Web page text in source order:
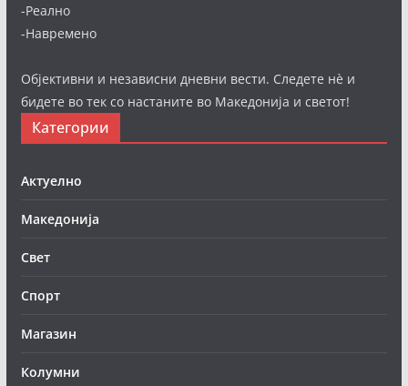
-Реално
-Навремено
Објективни и независни дневни вести. Следете нè и
бидете во тек со настаните во Македонија и светот!
Категории
Актуелно
Македонија
Свет
Спорт
Магазин
Колумни